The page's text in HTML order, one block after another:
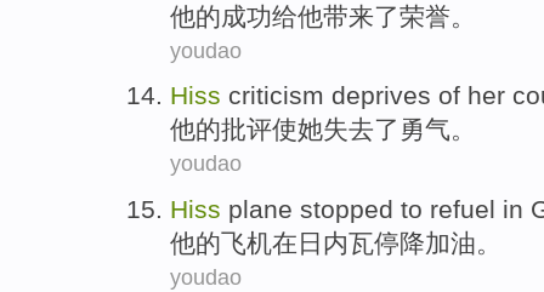
他的成功给他带来了荣誉 。
youdao
Hiss criticism deprives of her
他的批评使她失去了勇气。
youdao
Hiss plane stopped to refuel in
他的飞机在 日内瓦停降加油。
youdao